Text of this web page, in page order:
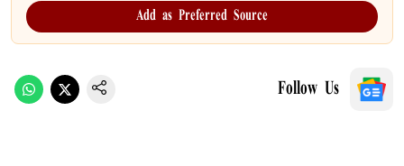
Add as Preferred Source
Follow Us